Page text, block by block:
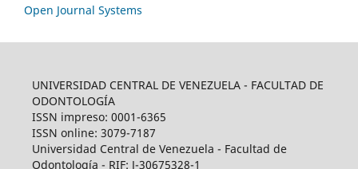
Open Journal Systems
UNIVERSIDAD CENTRAL DE VENEZUELA - FACULTAD DE
ODONTOLOGÍA
ISSN impreso: 0001-6365
ISSN online: 3079-7187
Universidad Central de Venezuela - Facultad de
Odontología - RIF: J-30675328-1